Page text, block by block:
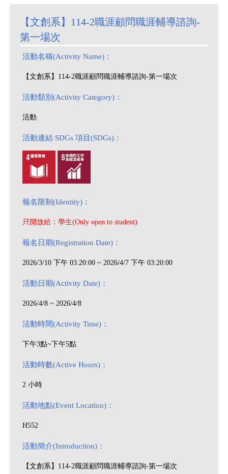
【文創系】114-2職涯顧問職涯輔導諮詢-
第一場次
活動名稱(Activity Name)：
【文創系】114-2職涯顧問職涯輔導諮詢-第一場次
活動類別(Activity Category)：
活動
活動連結 SDGs 項目(SDGs)：
報名限制(Identity)：
只開放給：學生(Only open to student)
報名日期(Registration Date)：
2026/3/10 下午 03:20:00 ~ 2026/4/7 下午 03:20:00
活動日期(Activity Date)：
2026/4/8 ~ 2026/4/8
活動時間(Activity Time)：
下午3點~下午5點
活動時數(Active Hours)：
2 小時
活動地點(Event Location)：
H552
活動簡介(Introduction)：
【文創系】114-2職涯顧問職涯輔導諮詢-第一場次